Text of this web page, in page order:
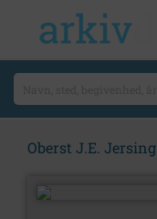
Oberst J.E. Jersing